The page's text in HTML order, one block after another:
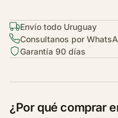
t
r
a
i
4
Envío todo Uruguay
Consultanos por
Garantía 90 días
¿Por qué comprar